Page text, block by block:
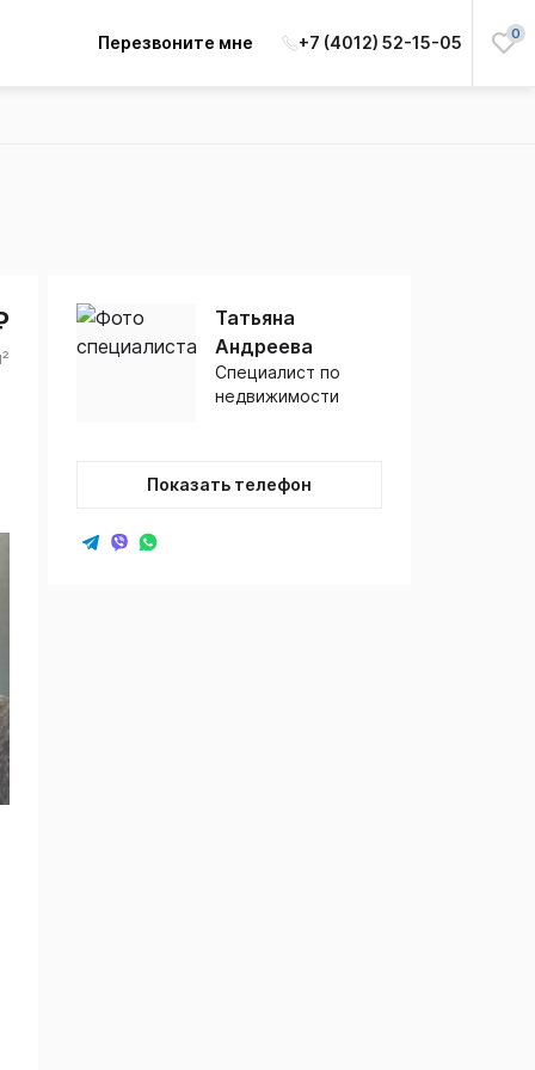
Перезвоните мне +7 (4012) 52-15-05 0
Татьяна
Андреева
Специалист по
недвижимости
Показать телефон